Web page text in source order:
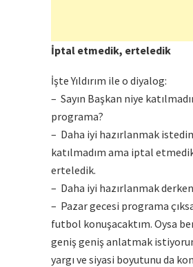
İptal etmedik, erteledik
İşte Yıldırım ile o diyalog:
– Sayın Başkan niye
programa?
– Daha iyi hazırlanmak
katılmadım ama iptal
erteledik.
– Daha iyi hazırlanmak
– Pazar gecesi programa
futbol konuşacaktım. Oysa
geniş geniş anlatmak
yargı ve siyasi boyutunu da